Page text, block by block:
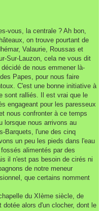
vous, la centrale ? Ah bon,
on trouve pourtant de
Valaurie, Roussas et
Sur-Lauzon, cela ne vous dit
de nous emmener là-
Papes, pour nous faire
C'est une bonne initiative à
sont ralliés. Il est vrai que le
engageant pour les paresseux
nous confronter à ce temps
lorsque nous arrivons au
Barquets, l'une des cinq
un peu les pieds dans l'eau
alimentés par des
il n'est pas besoin de cirés ni
de notre meneur
que certains nomment
du XIème siècle, de
alors d'un clocher, dont le